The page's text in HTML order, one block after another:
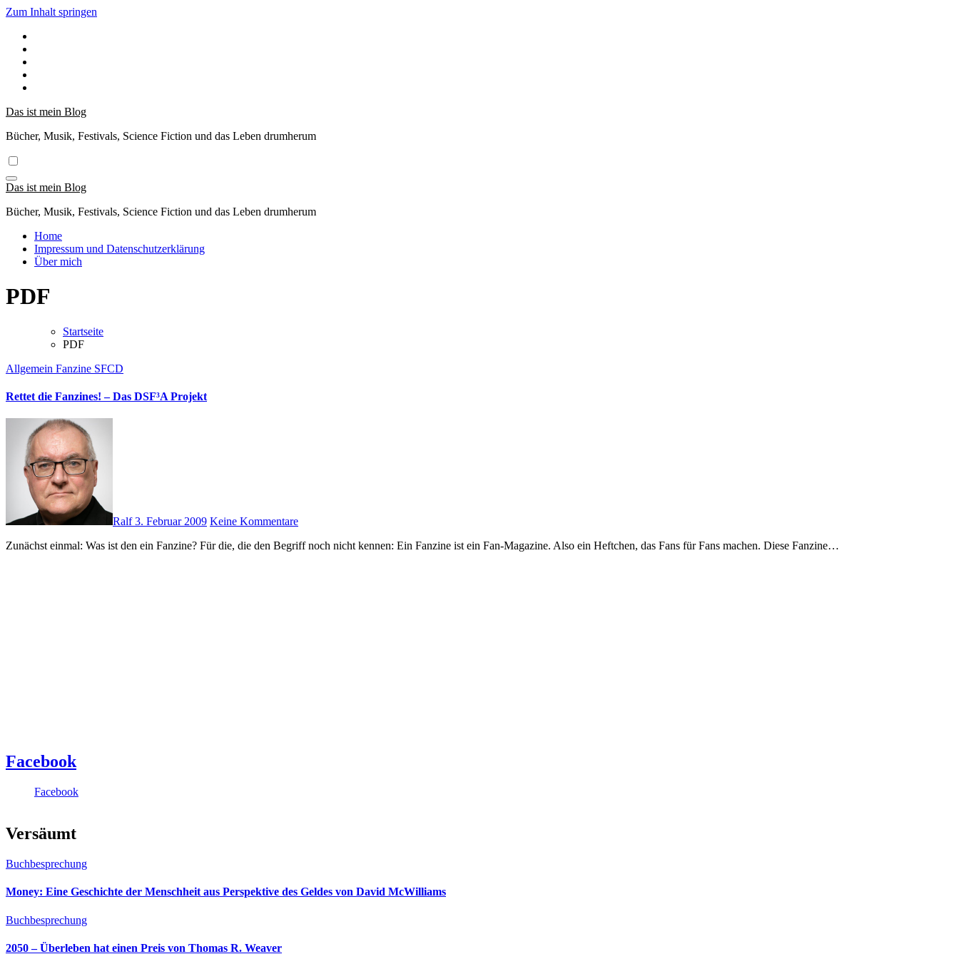
Zum Inhalt springen
Das ist mein Blog
Bücher, Musik, Festivals, Science Fiction und das Leben drumherum
Das ist mein Blog
Bücher, Musik, Festivals, Science Fiction und das Leben drumherum
Home
Impressum und Datenschutzerklärung
Über mich
PDF
Startseite
PDF
Allgemein Fanzine SFCD
Rettet die Fanzines! – Das DSF³A Projekt
Ralf3. Februar 2009 Keine Kommentare
Zunächst einmal: Was ist den ein Fanzine? Für die, die den Begriff noch nicht kennen: Ein Fanzine ist ein Fan-Magazine. Also ein Heftchen, das Fans für Fans machen. Diese Fanzine…
Facebook
Facebook
Versäumt
Buchbesprechung
Money: Eine Geschichte der Menschheit aus Perspektive des Geldes von David McWilliams
Buchbesprechung
2050 – Überleben hat einen Preis von Thomas R. Weaver